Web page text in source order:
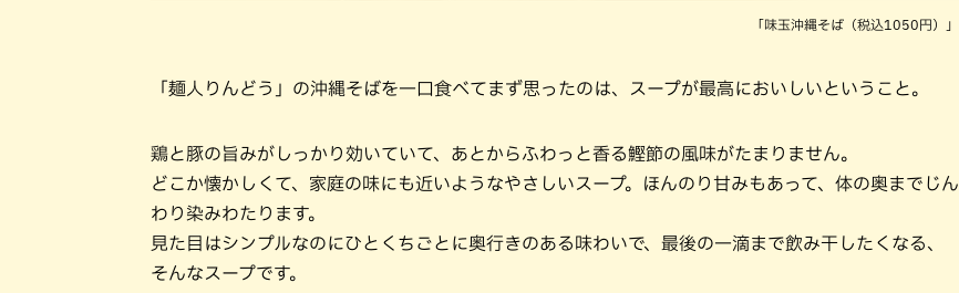
「味玉沖縄そば（税込1050円）」
「麺人りんどう」の沖縄そばを一口食べてまず思ったのは、スープが最高においしいということ。
鶏と豚の旨みがしっかり効いていて、あとからふわっと香る鰹節の風味がたまりません。
どこか懐かしくて、家庭の味にも近いようなやさしいスープ。ほんのり甘みもあって、体の奥までじん
わり染みわたります。
見た目はシンプルなのにひとくちごとに奥行きのある味わいで、最後の一滴まで飲み干したくなる、
そんなスープです。